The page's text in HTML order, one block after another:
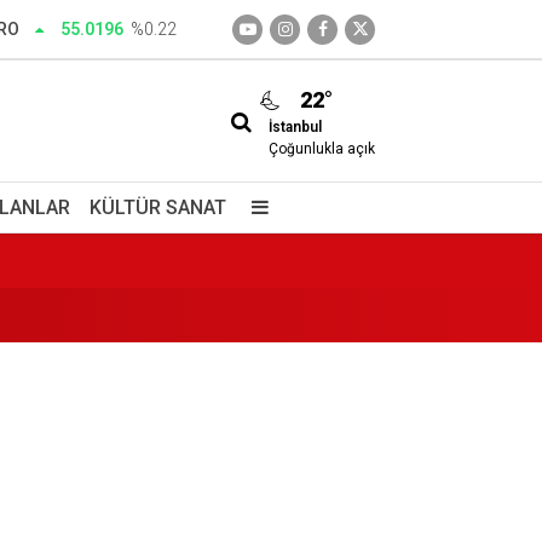
55.0196 %0.22
22°
İstanbul
Çoğunlukla açık
KÜLTÜR SANAT